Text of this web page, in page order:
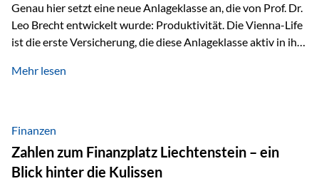
Genau hier setzt eine neue Anlageklasse an, die von Prof. Dr.
Leo Brecht entwickelt wurde: Produktivität. Die Vienna-Life
ist die erste Versicherung, die diese Anlageklasse aktiv in ihre
Vorreiter. Warum auf das Thema Produktivität setzen? Die
Wirtschaftswachstum, verändern die Spielregeln für
Investoren. Produktivität adressiert genau diese
Herausforderungen, da wirtschaftliches Wachstum
langfristig durch Produktivitätssteigerung entsteht, also
Mehr lesen
Finanzen
Zahlen zum Finanzplatz Liechtenstein – ein
Blick hinter die Kulissen